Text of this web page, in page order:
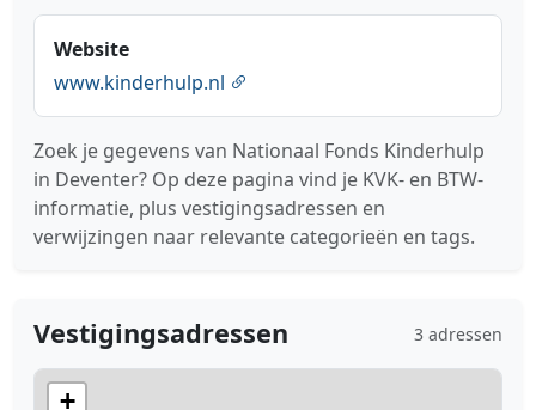
Website
www.kinderhulp.nl
Zoek je gegevens van Nationaal Fonds Kinderhulp
in Deventer? Op deze pagina vind je KVK- en BTW-
informatie, plus vestigingsadressen en
verwijzingen naar relevante categorieën en tags.
Vestigingsadressen 3 adressen
+